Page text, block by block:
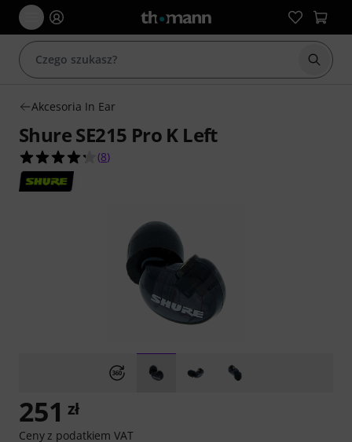
Akcesoria In Ear
Shure SE215 Pro K Left
4.3 na 5 gwiazdek z 8 ocen klientów
(8)
251 zł
Ceny z podatkiem VAT